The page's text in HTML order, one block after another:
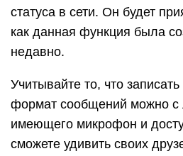
статуса в сети. Он будет
как данная функция была
недавно.
Учитывайте то, что
формат сообщений можно с
имеющего микрофон и
сможете удивить своих